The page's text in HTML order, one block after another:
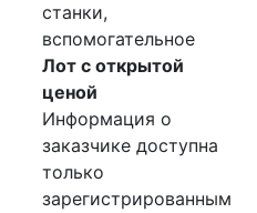
станки,
вспомогательное
Лот с открытой
ценой
Информация о
заказчике доступна
только
зарегистрированным